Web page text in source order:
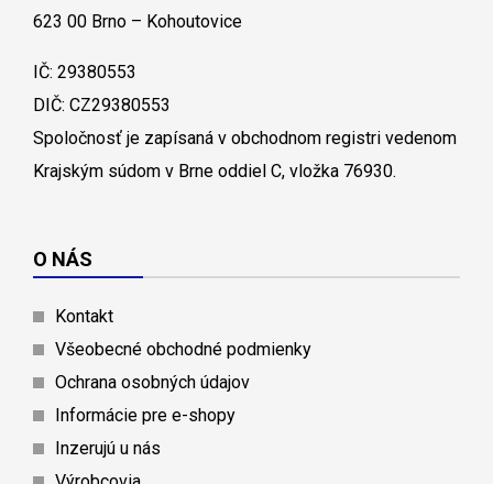
623 00 Brno – Kohoutovice
IČ: 29380553
DIČ: CZ29380553
Spoločnosť je zapísaná v obchodnom registri vedenom
Krajským súdom v Brne oddiel C, vložka 76930.
O NÁS
Kontakt
Všeobecné obchodné podmienky
Ochrana osobných údajov
Informácie pre e-shopy
Inzerujú u nás